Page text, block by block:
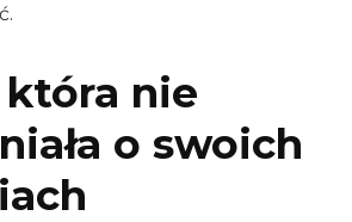
która nie
o swoich